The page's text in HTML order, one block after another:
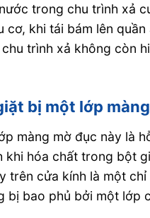
trong chu trình xả
cơ, khi tái bám lên
trình xả không còn
bị một lớp
màng mờ đục này là
khi hóa chất trong bột
trên cửa kính là một
bị bao phủ bởi một lớp